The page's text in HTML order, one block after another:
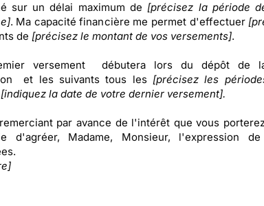
sur un délai maximum de [précisez la période
. Ma capacité financière me permet d'effectuer
de [précisez le montant de vos versements].
versement débutera lors du dépôt de
et les suivants tous les [précisez les
[indiquez la date de votre dernier versement].
par avance de l'intérêt que vous
d'agréer, Madame, Monsieur, l'expression